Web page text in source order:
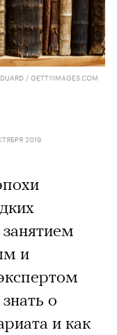
/ GETTYIMAGES.COM
2019
и
о
и как